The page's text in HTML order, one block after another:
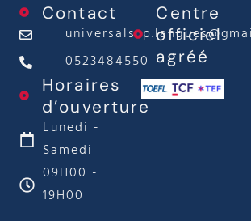
Contact
0523484550
Horaires
d’ouverture
Lunedi -
Samedi
09H00 -
19H00
Centre
officiel
agréé